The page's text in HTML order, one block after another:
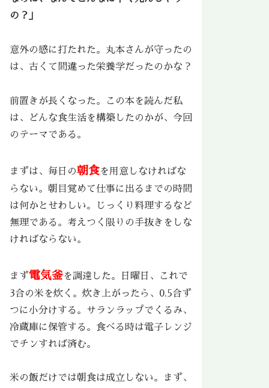
の？」
意外の感に打たれた。丸本さんが守ったの
は、古くて間違った栄養学だったのかな？
前置きが長くなった。この本を読んだ私
は、どんな食生活を構築したのかが、今回
のテーマである。
まずは、毎日の朝食を用意しなければな
らない。朝目覚めて仕事に出るまでの時間
は何かとせわしい。じっくり料理するなど
無理である。考えつく限りの手抜きをしな
ければならない。
まず電気釜を調達した。日曜日、これで
3合の米を炊く。炊き上がったら、0.5合ず
つに小分けする。サランラップでくるみ、
冷蔵庫に保管する。食べる時は電子レンジ
でチンすれば済む。
米の飯だけでは朝食は成立しない。まず、